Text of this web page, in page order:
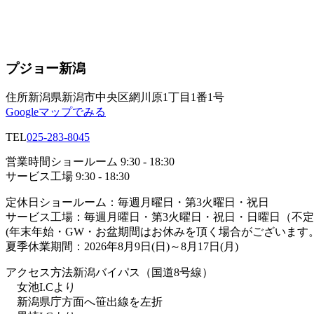
プジョー新潟
住所新潟県新潟市中央区網川原1丁目1番1号
Googleマップでみる
TEL025-283-8045
営業時間 ショールーム 9:30 - 18:30
サービス工場 9:30 - 18:30
定休日 ショールーム：毎週月曜日・第3火曜日・祝日
サービス工場：毎週月曜日・第3火曜日・祝日・日曜日（不定
(年末年始・GW・お盆期間はお休みを頂く場合がございます
夏季休業期間：2026年8月9日(日)～8月17日(月)
アクセス方法新潟バイパス（国道8号線）
女池I.Cより
新潟県庁方面へ笹出線を左折